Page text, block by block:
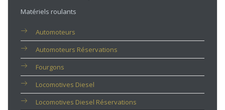
Matériels roulants
Automoteurs
Automoteurs Réservations
Fourgons
Locomotives Diesel
Locomotives Diesel Réservations